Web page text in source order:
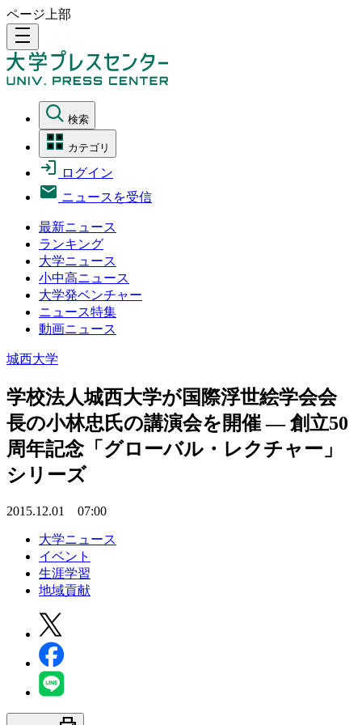
ページ上部
density_medium
検索
カテゴリ
ログイン
ニュースを受信
最新ニュース
ランキング
大学ニュース
小中高ニュース
大学発ベンチャー
ニュース特集
動画ニュース
城西大学
学校法人城西大学が国際浮世絵学会会
長の小林忠氏の講演会を開催 — 創立50
周年記念「グローバル・レクチャー」
シリーズ
2015.12.01 07:00
大学ニュース
イベント
生涯学習
地域貢献